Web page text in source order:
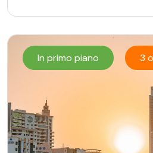
In primo piano 3